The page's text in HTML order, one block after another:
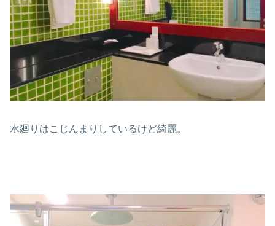
水廻りはこじんまりしているけど綺麗。